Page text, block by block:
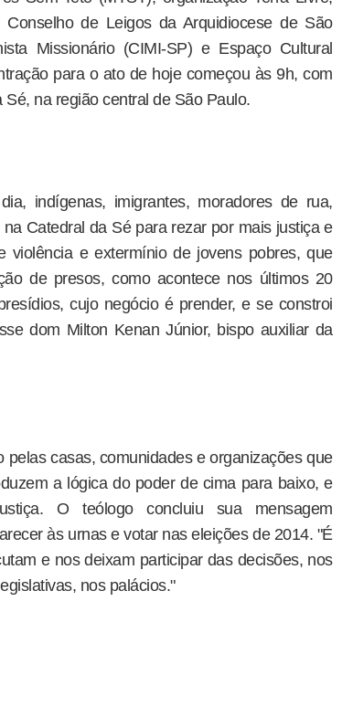
Conselho de Leigos da Arquidiocese de São
Missionário (CIMI-SP) e Espaço Cultural
para o ato de hoje começou às 9h, com
na região central de São Paulo.
indígenas, imigrantes, moradores de rua,
Catedral da Sé para rezar por mais justiça e
violência e extermínio de jovens pobres, que
de presos, como acontece nos últimos 20
cujo negócio é prender, e se constroi
dom Milton Kenan Júnior, bispo auxiliar da
pelas casas, comunidades e organizações que
a lógica do poder de cima para baixo, e
O teólogo concluiu sua mensagem
às urnas e votar nas eleições de 2014. "É
e nos deixam participar das decisões, nos
nos palácios."